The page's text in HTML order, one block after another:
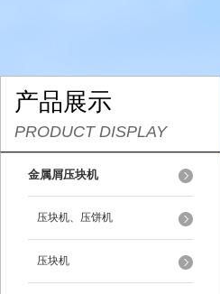
产品展示
PRODUCT DISPLAY
金属屑压块机
压块机、压饼机
压块机